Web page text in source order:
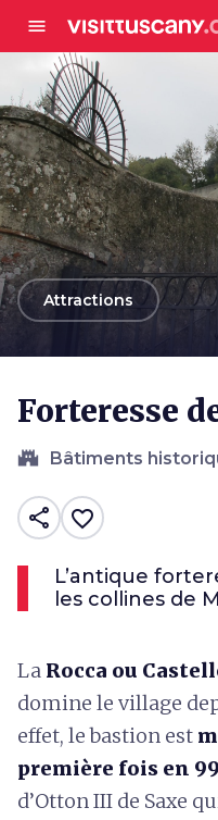
menu
arrow_backAttractions
Forteresse
castle Bâtiments
share favorite_border
L’antique
les collines de
La Rocca ou
domine le village
effet, le bastion est
première fois en
d’Otton III de Saxe